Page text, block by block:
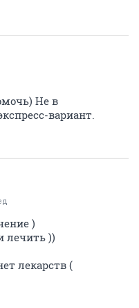
Не в
вариант.
)
лечить ))
лекарств (